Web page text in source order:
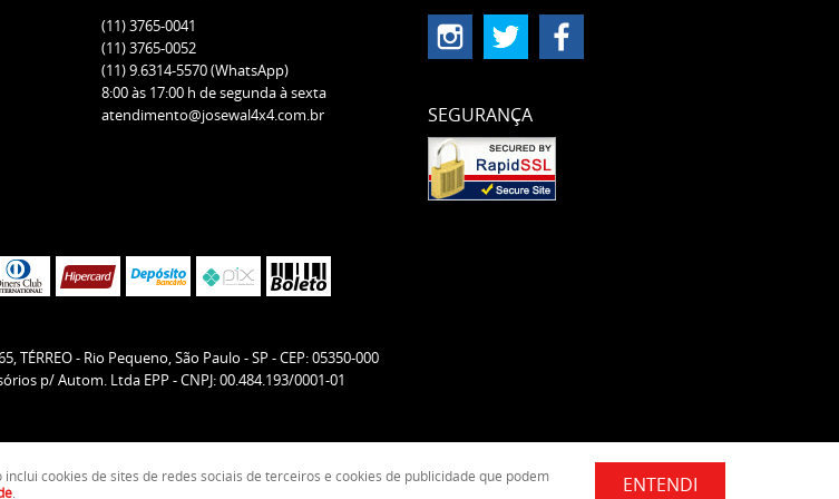
(11)3765-0041
(11)3765-0052
(11)9.6314-5570(WhatsApp)
8:00 às 17:00 h de segunda à sexta
atendimento@josewal4x4.com.br
SEGURANÇA
TÉRREO- Rio Pequeno, São Paulo -SP -CEP: 05350-000
p/ Autom. Ltda EPP - CNPJ: 00.484.193/0001-01
VIRTUAL CRIADA POR
cookies de sites de redes sociais de terceiros e cookies de publicidade que podem
ENTENDI